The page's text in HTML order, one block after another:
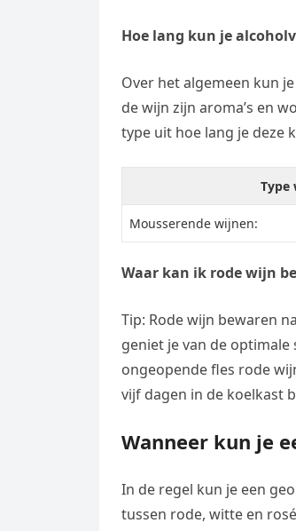
Hoe lang kun je
Over het algemeen kun
de wijn zijn aroma’s en
type uit hoe lang je deze
Type
Mousserende wijnen:
Waar kan ik rode wijn
Tip: Rode wijn bewaren
geniet je van de
ongeopende fles rode
vijf dagen in de koelkast
Wanneer kun je
In de regel kun je een
tussen rode, witte en